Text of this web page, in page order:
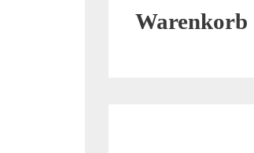
Warenkorb